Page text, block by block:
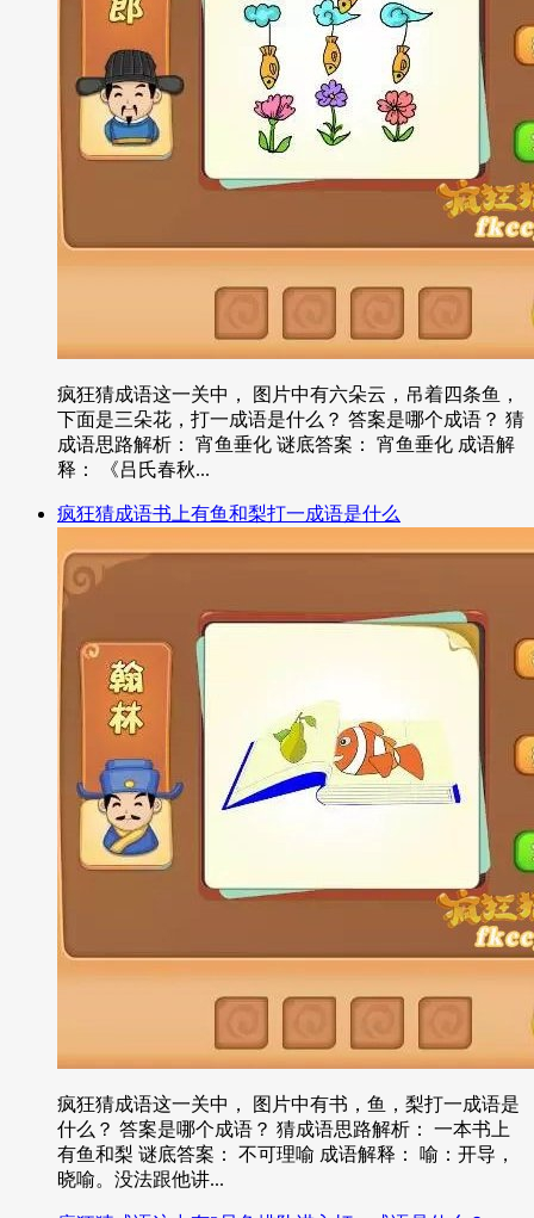
疯狂猜成语这一关中， 图片中有六朵云，吊着四条鱼，
下面是三朵花，打一成语是什么？ 答案是哪个成语？ 猜
成语思路解析： 宵鱼垂化 谜底答案： 宵鱼垂化 成语解
释： 《吕氏春秋...
疯狂猜成语书上有鱼和梨打一成语是什么
疯狂猜成语这一关中， 图片中有书，鱼，梨打一成语是
什么？ 答案是哪个成语？ 猜成语思路解析： 一本书上
有鱼和梨 谜底答案： 不可理喻 成语解释： 喻：开导，
晓喻。没法跟他讲...